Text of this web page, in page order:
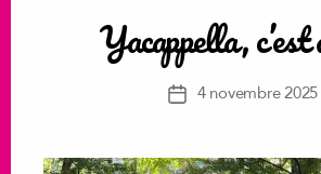
Yacappella, c’est
Date4 novembre 2025